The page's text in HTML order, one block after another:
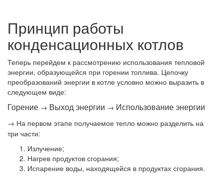
Принцип работы
конденсационных котлов
Теперь перейдем к рассмотрению использования тепловой
энергии, образующейся при горении топлива. Цепочку
преобразований энергии в котле условно можно выразить в
следующем виде:
Горение → Выход энергии → Использование энергии
→ На первом этапе получаемое тепло можно разделить на
три части:
Излучение;
Нагрев продуктов сгорания;
Испарение воды, находящейся в продуктах сгорания.